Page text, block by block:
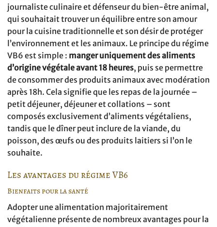
journaliste culinaire et défenseur du bien-être animal,
qui souhaitait trouver un équilibre entre son amour
pour la cuisine traditionnelle et son désir de protéger
l’environnement et les animaux. Le principe du régime
VB6 est simple : manger uniquement des aliments
d’origine végétale avant 18 heures, puis se permettre
de consommer des produits animaux avec modération
après 18h. Cela signifie que les repas de la journée –
petit déjeuner, déjeuner et collations – sont
composés exclusivement d’aliments végétaliens,
tandis que le dîner peut inclure de la viande, du
poisson, des œufs ou des produits laitiers si l’on le
souhaite.
Les avantages du régime VB6
Bienfaits pour la santé
Adopter une alimentation majoritairement
végétalienne présente de nombreux avantages pour la